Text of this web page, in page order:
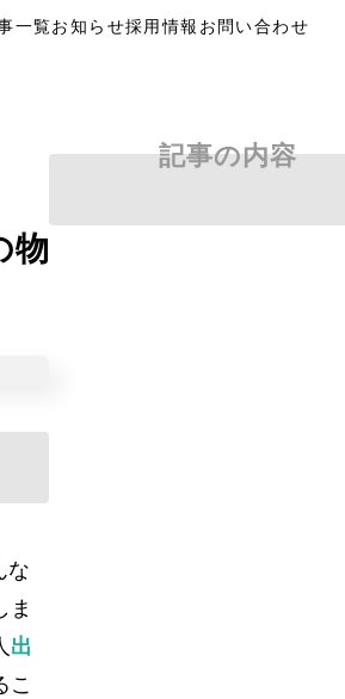
一覧お知らせ採用情報 お問い合わせ
物
な
ま
出
こ
記事の内容